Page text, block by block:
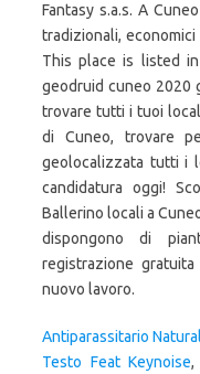
Fantasy s.a.s. A
tradizionali,
This place is listed
geodruid cuneo 2020
trovare tutti i tuoi
di Cuneo, trovare
geolocalizzata tutti i
candidatura oggi!
Ballerino locali a
dispongono di
registrazione
nuovo lavoro.
Antiparassitario
Testo Feat Keynoise,